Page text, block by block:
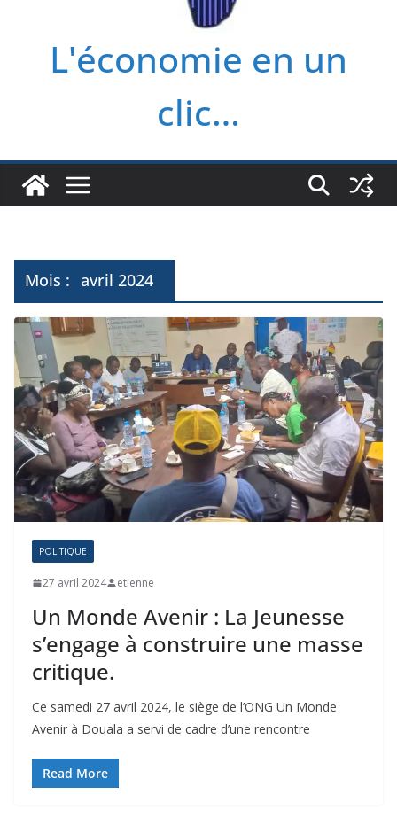
L'économie en un
clic…
Mois : avril 2024
POLITIQUE
27 avril 2024 etienne
Un Monde Avenir : La Jeunesse
s’engage à construire une masse
critique.
Ce samedi 27 avril 2024, le siège de l’ONG Un Monde
Avenir à Douala a servi de cadre d’une rencontre
Read More